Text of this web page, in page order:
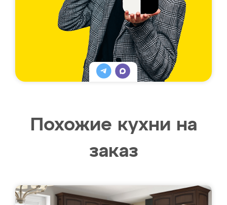
Похожие кухни на
заказ